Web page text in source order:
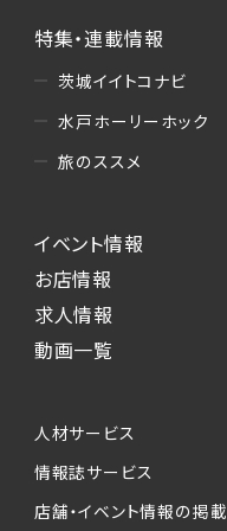
・読者プレゼント、
施するキャンペー
び発送 ・ユーザ
（5）広告主への問
・本サービスを通
選考に関する連絡
・本サービスを通
本サービスが収集
ービスの実施にあ
を入力いただかな
特集・連載情報
茨城イイトコナビ
水戸ホーリーホック
旅のススメ
イベント情報
お店情報
求人情報
動画一覧
人材サービス
情報誌サービス
店舗・イベント情報の掲